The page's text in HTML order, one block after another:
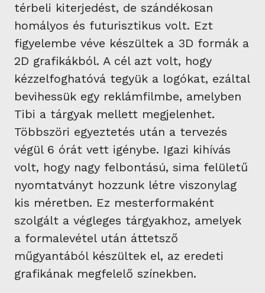
térbeli kiterjedést, de szándékosan
homályos és futurisztikus volt. Ezt
figyelembe véve készültek a 3D formák a
2D grafikákból. A cél azt volt, hogy
kézzelfoghatóvá tegyük a logókat, ezáltal
bevihessük egy reklámfilmbe, amelyben
Tibi a tárgyak mellett megjelenhet.
Többszöri egyeztetés után a tervezés
végül 6 órát vett igénybe. Igazi kihívás
volt, hogy nagy felbontású, sima felületű
nyomtatványt hozzunk létre viszonylag
kis méretben. Ez mesterformaként
szolgált a végleges tárgyakhoz, amelyek
a formalevétel után áttetsző
műgyantából készültek el, az eredeti
grafikának megfelelő színekben.